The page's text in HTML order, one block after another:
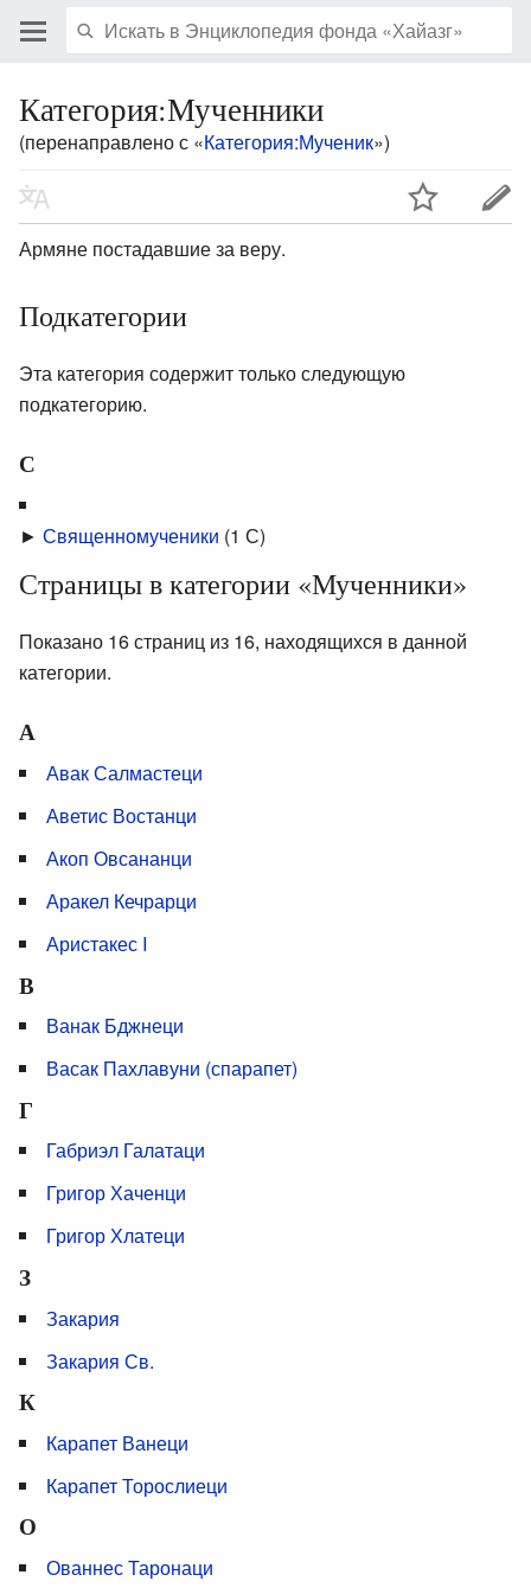
Категория:Мученники
(перенаправлено с «Категория:Мученик»)
Армяне постадавшие за веру.
Подкатегории
Эта категория содержит только следующую
подкатегорию.
С
► Священномученики (1 С)
Страницы в категории «Мученники»
Показано 16 страниц из 16, находящихся в данной
категории.
А
Авак Салмастеци
Аветис Востанци
Акоп Овсананци
Аракел Кечрарци
Аристакес I
В
Ванак Бджнеци
Васак Пахлавуни (спарапет)
Г
Габриэл Галатаци
Григор Хаченци
Григор Хлатеци
З
Закария
Закария Св.
К
Карапет Ванеци
Карапет Торослиеци
О
Ованнес Таронаци